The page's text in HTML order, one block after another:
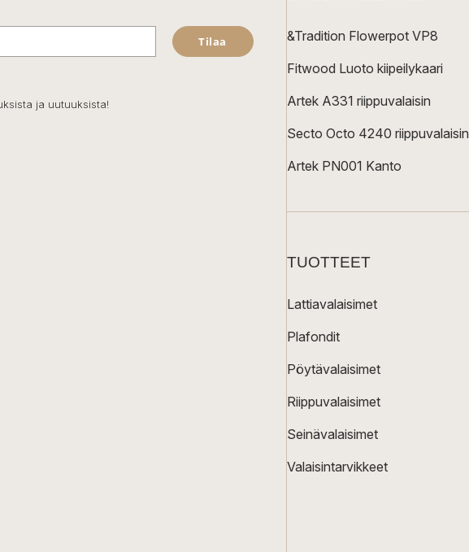
Tilaa
ja uutuuksista!
&Tradition Flowerpot VP8
Fitwood Luoto kiipeilykaari
Artek A331 riippuvalaisin
Secto Octo 4240 riippuvalaisin
Artek PN001 Kanto
TUOTTEET
Lattiavalaisimet
Plafondit
Pöytävalaisimet
Riippuvalaisimet
Seinävalaisimet
Valaisintarvikkeet